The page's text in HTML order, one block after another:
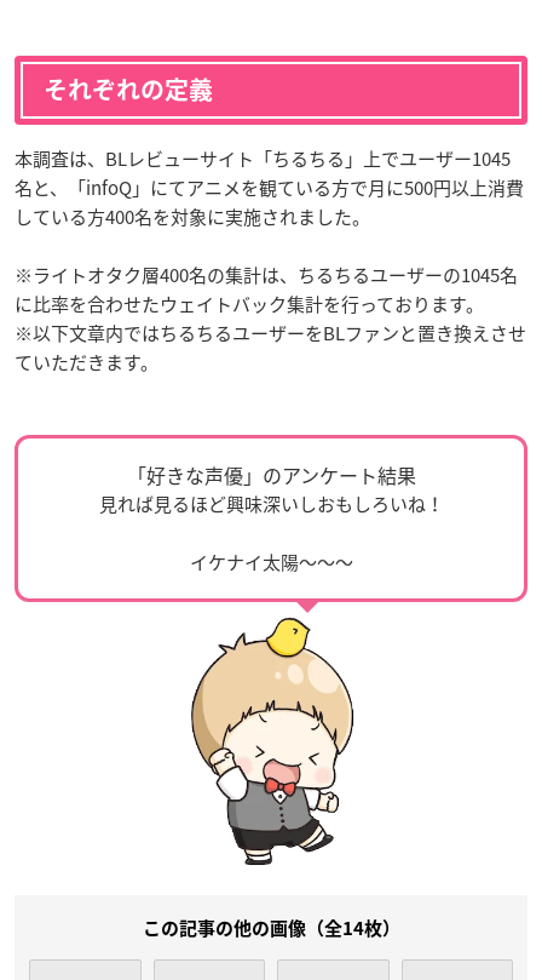
それぞれの定義
本調査は、BLレビューサイト「ちるちる」上でユーザー1045
名と、「infoQ」にてアニメを観ている方で月に500円以上消費
している方400名を対象に実施されました。
※ライトオタク層400名の集計は、ちるちるユーザーの1045名
に比率を合わせたウェイトバック集計を行っております。
※以下文章内ではちるちるユーザーをBLファンと置き換えさせ
ていただきます。
「好きな声優」のアンケート結果
見れば見るほど興味深いしおもしろいね！
イケナイ太陽〜〜〜
この記事の他の画像（全14枚）